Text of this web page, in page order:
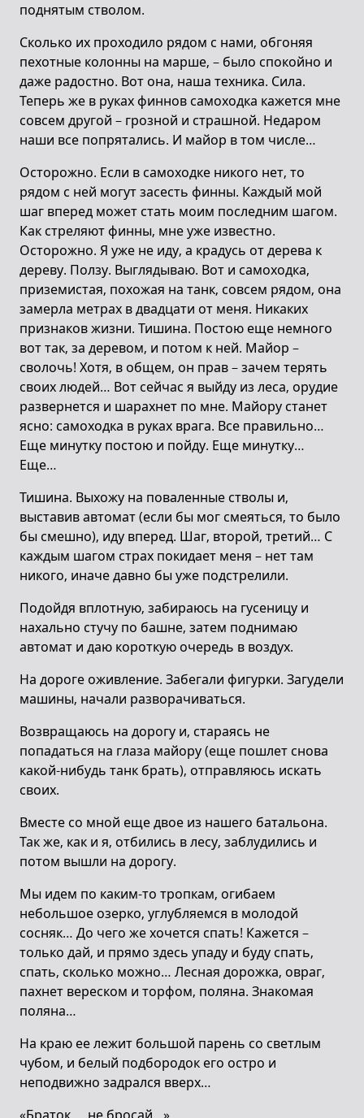
поднятым стволом.
Сколько их проходило рядом с нами, обгоняя
пехотные колонны на марше, – было спокойно и
даже радостно. Вот она, наша техника. Сила.
Теперь же в руках финнов самоходка кажется мне
совсем другой – грозной и страшной. Недаром
наши все попрятались. И майор в том числе…
Осторожно. Если в самоходке никого нет, то
рядом с ней могут засесть финны. Каждый мой
шаг вперед может стать моим последним шагом.
Как стреляют финны, мне уже известно.
Осторожно. Я уже не иду, а крадусь от дерева к
дереву. Ползу. Выглядываю. Вот и самоходка,
приземистая, похожая на танк, совсем рядом, она
замерла метрах в двадцати от меня. Никаких
признаков жизни. Тишина. Постою еще немного
вот так, за деревом, и потом к ней. Майор –
сволочь! Хотя, в общем, он прав – зачем терять
своих людей… Вот сейчас я выйду из леса, орудие
развернется и шарахнет по мне. Майору станет
ясно: самоходка в руках врага. Все правильно…
Еще минутку постою и пойду. Еще минутку…
Еще…
Тишина. Выхожу на поваленные стволы и,
выставив автомат (если бы мог смеяться, то было
бы смешно), иду вперед. Шаг, второй, третий… С
каждым шагом страх покидает меня – нет там
никого, иначе давно бы уже подстрелили.
Подойдя вплотную, забираюсь на гусеницу и
нахально стучу по башне, затем поднимаю
автомат и даю короткую очередь в воздух.
На дороге оживление. Забегали фигурки. Загудели
машины, начали разворачиваться.
Возвращаюсь на дорогу и, стараясь не
попадаться на глаза майору (еще пошлет снова
какой-нибудь танк брать), отправляюсь искать
своих.
Вместе со мной еще двое из нашего батальона.
Так же, как и я, отбились в лесу, заблудились и
потом вышли на дорогу.
Мы идем по каким-то тропкам, огибаем
небольшое озерко, углубляемся в молодой
сосняк… До чего же хочется спать! Кажется –
только дай, и прямо здесь упаду и буду спать,
спать, сколько можно… Лесная дорожка, овраг,
пахнет вереском и торфом, поляна. Знакомая
поляна…
На краю ее лежит большой парень со светлым
чубом, и белый подбородок его остро и
неподвижно задрался вверх…